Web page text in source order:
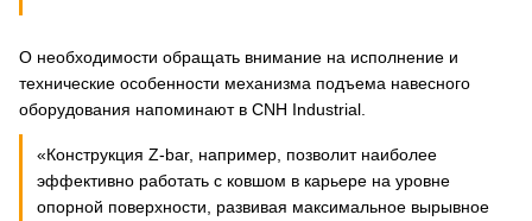
О необходимости обращать внимание на исполнение и
технические особенности механизма подъема навесного
оборудования напоминают в CNH Industrial.
«Конструкция Z-bar, например, позволит наиболее
эффективно работать с ковшом в карьере на уровне
опорной поверхности, развивая максимальное вырывное